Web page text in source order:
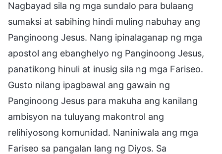
Nagbayad sila ng mga sundalo para bulaang
sumaksi at sabihing hindi muling nabuhay ang
Panginoong Jesus. Nang ipinalaganap ng mga
apostol ang ebanghelyo ng Panginoong Jesus,
panatikong hinuli at inusig sila ng mga Fariseo.
Gusto nilang ipagbawal ang gawain ng
Panginoong Jesus para makuha ang kanilang
ambisyon na tuluyang makontrol ang
relihiyosong komunidad. Naniniwala ang mga
Fariseo sa pangalan lang ng Diyos. Sa